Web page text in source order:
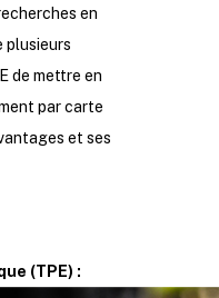
en
plusieurs
de mettre en
par carte
et ses
(TPE) :